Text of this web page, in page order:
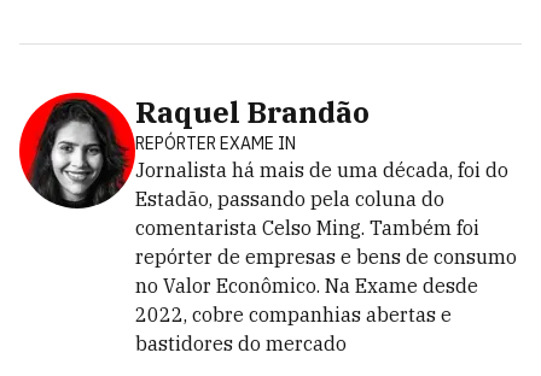
Raquel Brandão
REPÓRTER EXAME IN
Jornalista há mais de uma década, foi do
Estadão, passando pela coluna do
comentarista Celso Ming. Também foi
repórter de empresas e bens de consumo
no Valor Econômico. Na Exame desde
2022, cobre companhias abertas e
bastidores do mercado